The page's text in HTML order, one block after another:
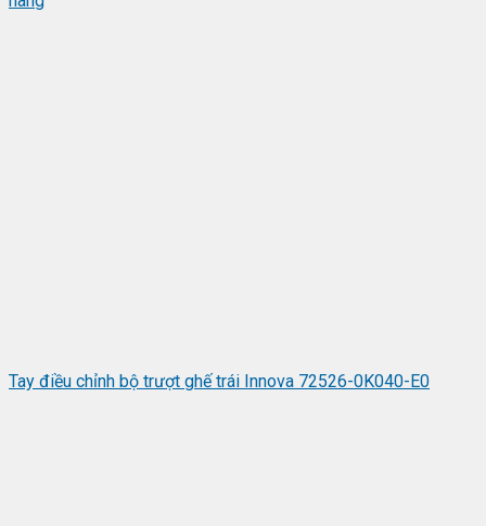
Tay điều chỉnh bộ trượt ghế trái Innova 72526-0K040-E0